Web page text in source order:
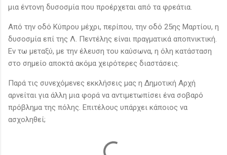
μια έντονη δυσοσμία που προέρχεται από τα φρεάτια.
Από την οδό Κύπρου μέχρι, περίπου, την οδό 25ης Μαρτίου, η
δυσοσμία επί της Λ. Πεντέλης είναι πραγματικά αποπνικτική.
Εν τω μεταξύ, με την έλευση του καύσωνα, η όλη κατάσταση
στο σημείο αποκτά ακόμα χειρότερες διαστάσεις.
Παρά τις συνεχόμενες εκκλήσεις μας η Δημοτική Αρχή
αρνείται για άλλη μια φορά να αντιμετωπίσει ένα σοβαρό
πρόβλημα της πόλης. Επιτέλους υπάρχει κάποιος να
ασχοληθεί;